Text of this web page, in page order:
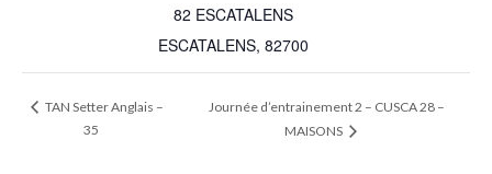
82 ESCATALENS
ESCATALENS, 82700
TAN Setter Anglais –
35
Journée d’entrainement 2 – CUSCA 28 –
MAISONS